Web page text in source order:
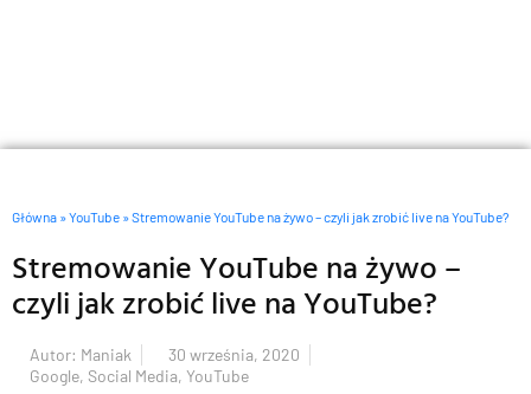
Główna »YouTube »Stremowanie YouTube na żywo – czyli jak zrobić live na YouTube?
Stremowanie YouTube na żywo –
czyli jak zrobić live na YouTube?
Autor: Maniak
30 września, 2020
Google, Social Media, YouTube